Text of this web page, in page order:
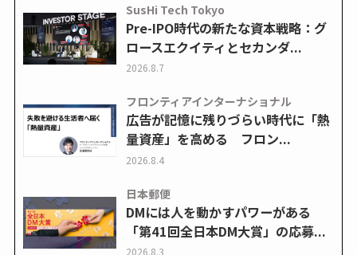
SusHi Tech Tokyo
Pre-IPO時代の新たな資本戦略：グ
ロースエクイティとセカンダ...
2026.8.7
フロンティアインターナショナル
広告が記憶に残りづらい時代に「熱
量資産」を高める フロン...
2026.8.4
日本郵便
DMには人を動かすパワーがある
「第41回全日本DM大賞」の応募...
2026.8.3